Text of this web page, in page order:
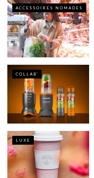
ACCESSOIRES NOMADES
COLLAB'
LUXE